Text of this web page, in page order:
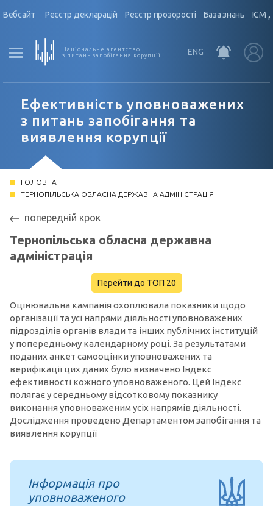
Вебсайт Реєстр декларацій Реєстр прозорості База знань ІСМ
Національне агентство
з питань запобігання корупції
ENG
Ефективність уповноважених
з питань запобігання та
виявлення корупції
ГОЛОВНА
ТЕРНОПІЛЬСЬКА ОБЛАСНА ДЕРЖАВНА АДМІНІСТРАЦІЯ
попередній крок
Тернопільська обласна державна
адміністрація
Перейти до ТОП 20
Оцінювальна кампанія охоплювала показники щодо
організації та усі напрями діяльності уповноважених
підрозділів органів влади та інших публічних інституцій
у попередньому календарному році. За результатами
поданих анкет самооцінки уповноважених та
верифікації цих даних було визначено Індекс
ефективності кожного уповноваженого. Цей Індекс
полягає у середньому відсотковому показнику
виконання уповноваженим усіх напрямів діяльності.
Дослідження проведено Департаментом запобігання та
виявлення корупції
Інформація про
уповноваженого